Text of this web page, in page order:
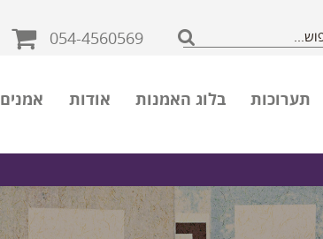
054-4560569
תערוכות בלוג האמנות אודות אמנים